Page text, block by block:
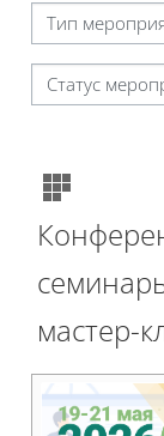
Тип
Статус
мастер-